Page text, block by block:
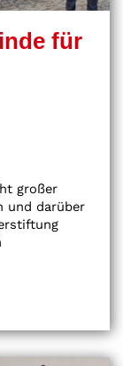
für
großer
und darüber